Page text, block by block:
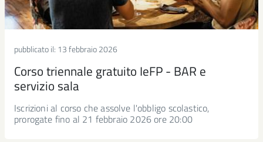
pubblicato il: 13 febbraio 2026
Corso triennale gratuito IeFP - BAR e
servizio sala
Iscrizioni al corso che assolve l'obbligo scolastico,
prorogate fino al 21 febbraio 2026 ore 20:00